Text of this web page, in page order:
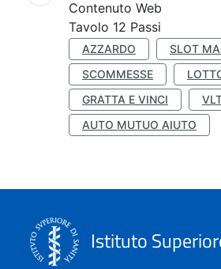
Contenuto Web
Tavolo 12 Passi
AZZARDO
SLOT
SCOMMESSE
GRATTA E VINCI
AUTO MUTUO AIUTO
Istituto